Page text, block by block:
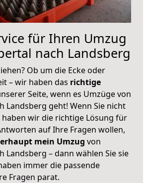
für Ihren Umzug
nach Landsberg
Ob um die Ecke oder
– wir haben das richtige
Seite, wenn es Umzüge von
Landsberg geht! Wenn Sie nicht
wir die richtige Lösung für
auf Ihre Fragen wollen,
mein Umzug von
Landsberg – dann wählen Sie sie
immer die passende
Fragen parat.